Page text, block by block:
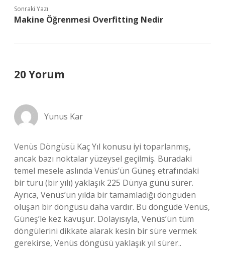
Sonraki Yazı
Makine Öğrenmesi Overfitting Nedir
20 Yorum
Yunus Kar
Venüs Döngüsü Kaç Yıl konusu iyi toparlanmış,
ancak bazı noktalar yüzeysel geçilmiş. Buradaki
temel mesele aslında Venüs’ün Güneş etrafındaki
bir turu (bir yılı) yaklaşık 225 Dünya günü sürer.
Ayrıca, Venüs’ün yılda bir tamamladığı döngüden
oluşan bir döngüsü daha vardır. Bu döngüde Venüs,
Güneş’le kez kavuşur. Dolayısıyla, Venüs’ün tüm
döngülerini dikkate alarak kesin bir süre vermek
gerekirse, Venüs döngüsü yaklaşık yıl sürer..